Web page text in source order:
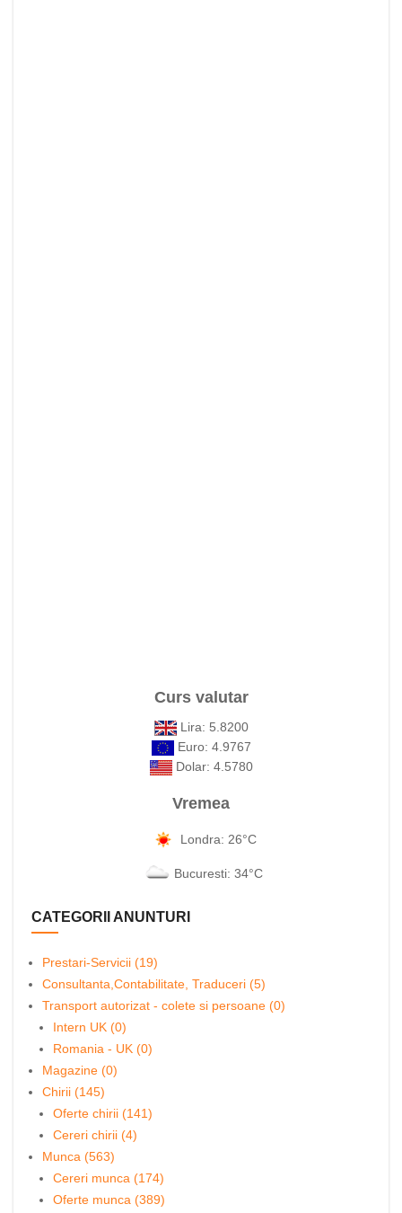
Curs valutar
Lira: 5.8200
Euro: 4.9767
Dolar: 4.5780
Vremea
Londra: 26°C
Bucuresti: 34°C
CATEGORII ANUNTURI
Prestari-Servicii (19)
Consultanta,Contabilitate, Traduceri (5)
Transport autorizat - colete si persoane (0)
Intern UK (0)
Romania - UK (0)
Magazine (0)
Chirii (145)
Oferte chirii (141)
Cereri chirii (4)
Munca (563)
Cereri munca (174)
Oferte munca (389)